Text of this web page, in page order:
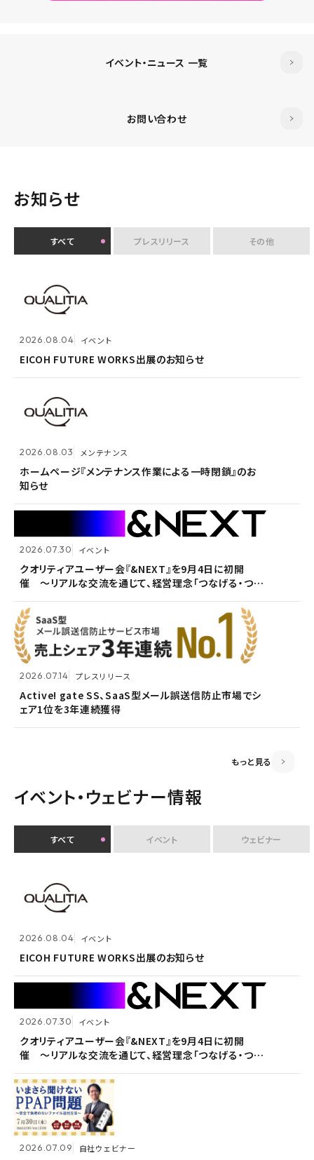
イベント・ニュース 一覧
お問い合わせ
お知らせ
すべて プレスリリース その他
2026.08.04 イベント
EICOH FUTURE WORKS出展のお知らせ
2026.08.03 メンテナンス
ホームページ『メンテナンス作業による一時閉鎖』のお
知らせ
2026.07.30 イベント
クオリティアユーザー会『&NEXT』を9月4日に初開
催 〜リアルな交流を通じて、経営理念「つなげる・つな
2026.07.14 プレスリリース
Active! gate SS、SaaS型メール誤送信防止市場でシ
ェア1位を3年連続獲得
2026.07.30
クオリティアユーザー会『&NEXT』を9月4日に初開
催 〜リアルな交流を通じて、経営理念「つなげる・つな
がる想いを未来へつなぐ」を体現〜
Active! gate SS、SaaS型メール誤送信防止市場でシ
ェア1位を3年連続獲得
2026.07.09 自社ウェビナー
<7/30 ウェビナー開催>いまさら聞けないPPAP問題～
2026.06.18 プレスリリース
富山県内7信用金庫、DEEPMailとPOWER EGGの連携
2026.08.03 メンテナンス
ホームページ『メンテナンス作業による一時閉鎖』のお
2026.05.14 メンテナンス
ホームページ『メンテナンス作業による一時閉鎖』のお
2026.05.13 メンテナンス
ホームページ『メンテナンス作業による一時閉鎖』のお
知らせ
お知らせ
もっと見る
イベント・ウェビナー情報
すべて イベント ウェビナー
2026.08.04 イベント
EICOH FUTURE WORKS出展のお知らせ
2026.07.30 イベント
クオリティアユーザー会『&NEXT』を9月4日に初開
催 〜リアルな交流を通じて、経営理念「つなげる・つな
2026.07.09 自社ウェビナー
2026.08.04 イベント
EICOH FUTURE WORKS出展のお知らせ
2026.07.30 イベント
クオリティアユーザー会『&NEXT』を9月4日に初開
催 〜リアルな交流を通じて、経営理念「つなげる・つな
2026.07.09 自社ウェビナー
2026.07.30
クオリティアユーザー会『&NEXT』を9月4日に初開
催 〜リアルな交流を通じて、経営理念「つなげる・つな
がる想いを未来へつなぐ」を体現〜
2026.07.09 自社ウェビナー
<7/30 ウェビナー開催>いまさら聞けないPPAP問題～